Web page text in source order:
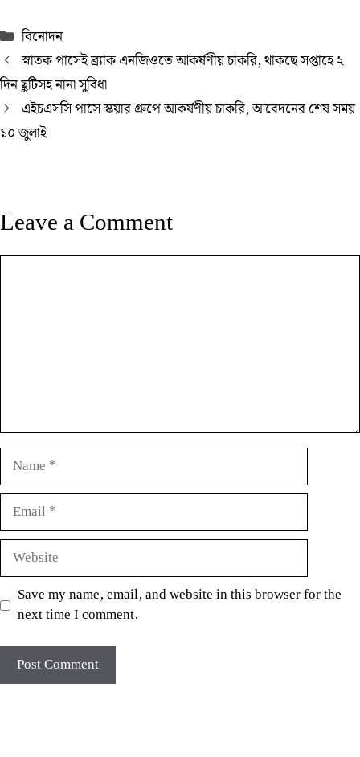
Categories
বিনোদন
স্নাতক পাসেই ব্র্যাক এনজিওতে আকর্ষণীয় চাকরি, থাকছে সপ্তাহে ২
দিন ছুটিসহ নানা সুবিধা
এইচএসসি পাসে স্কয়ার গ্রুপে আকর্ষণীয় চাকরি, আবেদনের শেষ সময়
১০ জুলাই
Leave a Comment
Name
Email
Website
Save my name, email, and website in this browser for the
next time I comment.